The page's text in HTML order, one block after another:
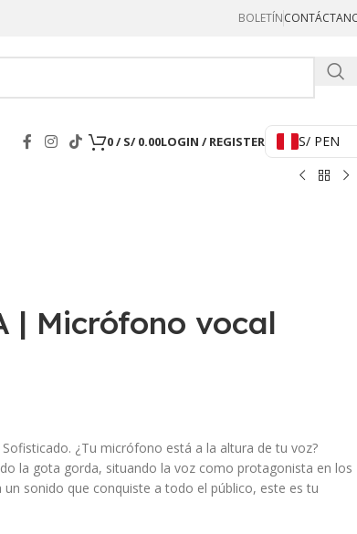
BOLETÍN
0/ S/0.00LOGIN / REGISTER
S/ PEN
| Micrófono vocal
¿Tu micrófono está a la altura de tu voz?
la gota gorda, situando la voz como protagonista en los
sonido que conquiste a todo el público, este es tu